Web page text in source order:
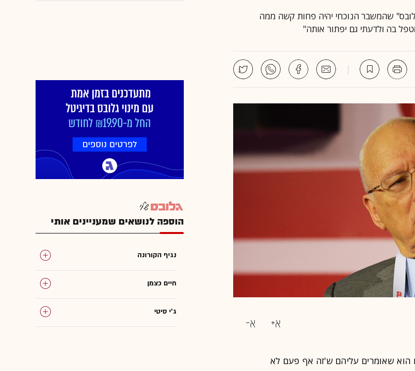
שהמשבר הנוכחי יהיה פחות קשה ממה
בה ולדעתי גם יפתור אותה"
הוא שאומרים עליהם ש'זה אף פעם לא
הוספה לנושאים שמעניינים אותי
נגיף הקורונה
חיים כצמן
ג'י סיטי